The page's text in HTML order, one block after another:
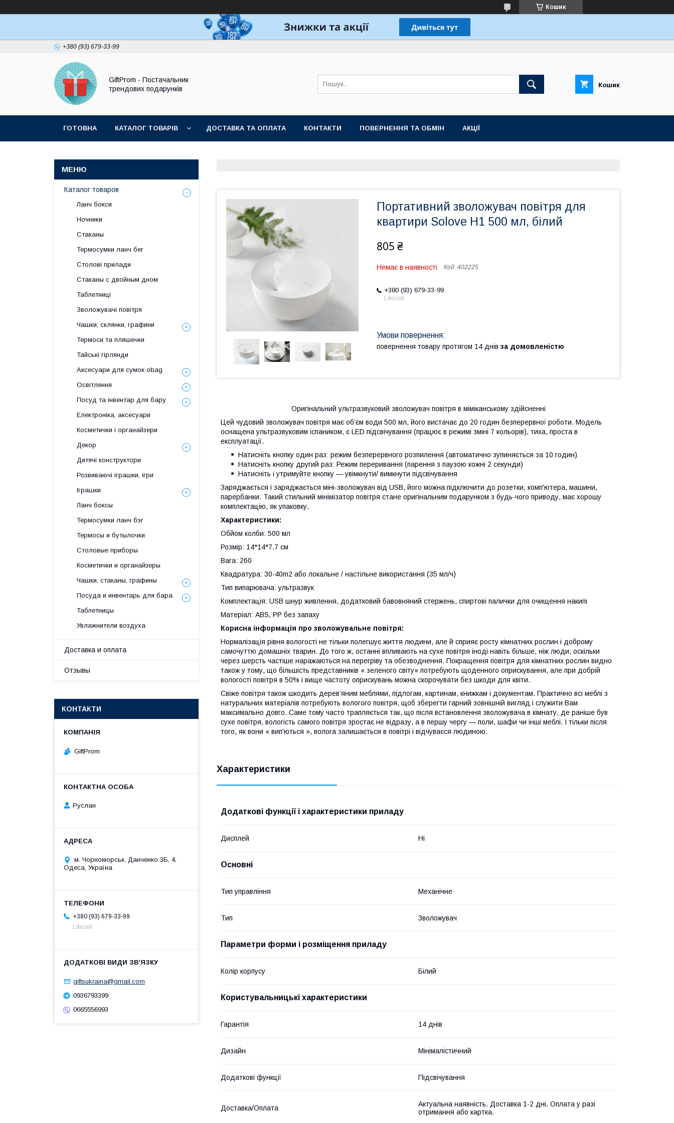
Кошик
+380 (93) 679-33-99
GiftProm - Постачальник
трендових подарунків
Кошик
ГОТОВНА КАТАЛОГ ТОВАРІВ ДОСТАВКА ТА ОПЛАТА КОНТАКТИ ПОВЕРНЕННЯ ТА ОБМІН АКЦІЇ
Портативний зволожувач повітря для
квартири Solove H1 500 мл, білий
805 ₴
Немає в наявності Код: 402225
+380 (93) 679-33-99
Lifecell
повернення товару протягом 14 днів за домовленістю
Оригінальний ультразвуковий зволожувач повітря в міміканському здійсненні
Цей чудовий зволожувач повітря має об’єм води 500 мл, його вистачає до 20 годин безперервної роботи. Модель
оснащена ультразвуковим іспаником, є LED підсвічування (працює в режимі зміні 7 кольорів), тиха, проста в
експлуатації.
Натисніть кнопку один раз: режим безперервного розпилення (автоматично зупиняється за 10 годин)
Натисніть кнопку другий раз: Режим переривання (парення з паузою кожні 2 секунди)
Натисніть і утримуйте кнопку — увімкнути/ вимкнути підсвічування
Заряджається і заряджається міні-зволожувач від USB, його можна підключити до розетки, комп'ютера, машини,
парербанки. Такий стильний мінімізатор повітря стане оригінальним подарунком з будь-чого приводу, має хорошу
комплектацію, як упаковку.
Характеристики:
Обйом колби: 500 мл
Розмір: 14*14*7.7 см
Вага: 260
Квадратура: 30-40m2 або локальне / настільне використання (35 мл/ч)
Тип випарювача: ультразвук
Комплектація: USB шнур живлення, додатковий бавовняний стержень, спиртові палички для очищення накипі
Матеріал: ABS, PP без запаху
Корисна інформація про зволожувальне повітря:
Нормалізація рівня вологості не тільки полегшує життя людини, але й сприяє росту кімнатних рослин і доброму
самочуттю домашніх тварин. До того ж, останні впливають на сухе повітря іноді навіть більше, ніж люди, оскільки
через шерсть частіше наражаються на перегріву та обезводнення. Покращення повітря для кімнатних рослин видно
також у тому, що більшість представників « зеленого світу» потребують щоденного оприскування, але при добрій
вологості повітря в 50% і вище частоту оприскувань можна скорочувати без шкоди для квіти.
Свіже повітря також шкодить дерев’яним меблями, підлогам, картинам, книжкам і документам. Практично всі меблі з
натуральних матеріалів потребують вологого повітря, щоб зберегти гарний зовнішній вигляд і служити Вам
максимально довго. Саме тому часто трапляється так, що після встановлення зволожувача в кімнату, де раніше був
сухе повітря, вологість самого повітря зростає не відразу, а в першу чергу — поли, шафи чи інші меблі. І тільки після
того, як вони « вип'ються », волога залишається в повітрі і відчуваєся людиною.
Характеристики
Додаткові функції і характеристики приладу
Дисплей Ні
Основні
Тип управління Механічне
Тип Зволожувач
Параметри форми і розміщення приладу
Колір корпусу Білий
Користувальницькі характеристики
Гарантія 14 днів
Дизайн Мінімалістичний
Додаткові функції Підсвічування
Доставка/Оплата
Актуальна наявність. Доставка 1-2 дні. Оплата у разі
отримання або картка.
Каталог товаров
Ланч бокси
Ночники
Стаканы
Термосумки ланч бег
Столові прилади
Стаканы с двойным дном
Таблетниці
Зволожувачі повітря
Чашки, склянки, графини
Термоси та пляшечки
Тайські гірлянди
Аксесуари для сумок obag
Освітлення
Посуд та інвентар для бару
Електроніка, аксесуари
Косметички і органайзери
Декор
Дитячі конструктори
Розвиваючі іграшки, ігри
Іграшки
Ланч боксы
Термосумки ланч бэг
Термосы и бутылочки
Столовые приборы
Косметички и органайзеры
Чашки, стаканы, графины
Посуда и инвентарь для бара
Таблетницы
Увлажнители воздуха
Доставка и оплата
Отзывы
КОНТАКТИ
GiftProm
Руслан
м. Чорноморськ, Данченко 3Б, 4,
Одеса, Україна
+380 (93) 679-33-99
Lifecell
giftsukraina@gmail.com
0936793399
0665556993